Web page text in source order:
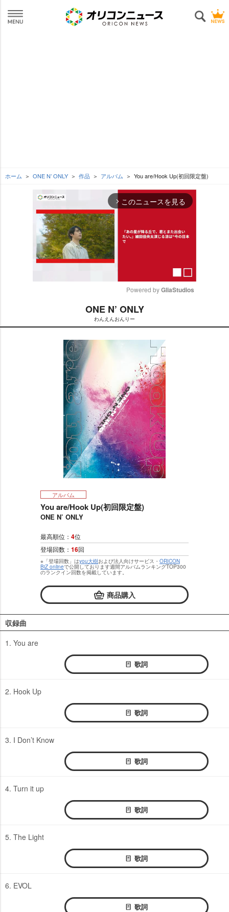
ホーム ONE N’ ONLY 作品 アルバム You are/Hook Up(初回限定盤)
arrow_forward_ios このニュースを見る
t
e
Powered by GliaStudios
ONE N’ ONLY
わんえんおんりー
アルバム
You are/Hook Up(初回限定盤)
ONE N’ ONLY
最高順位： 4位
登場回数： 16回
※「登場回数」はyou大樹および法人向けサービス・ ORICON
BiZ onlineで公開しております週間アルバムランキングTOP300
のランクイン回数を掲載しています。
商品購入
収録曲
1. You are
歌詞
2. Hook Up
歌詞
3. I Don’t Know
歌詞
4. Turn it up
歌詞
5. The Light
歌詞
6. EVOL
歌詞